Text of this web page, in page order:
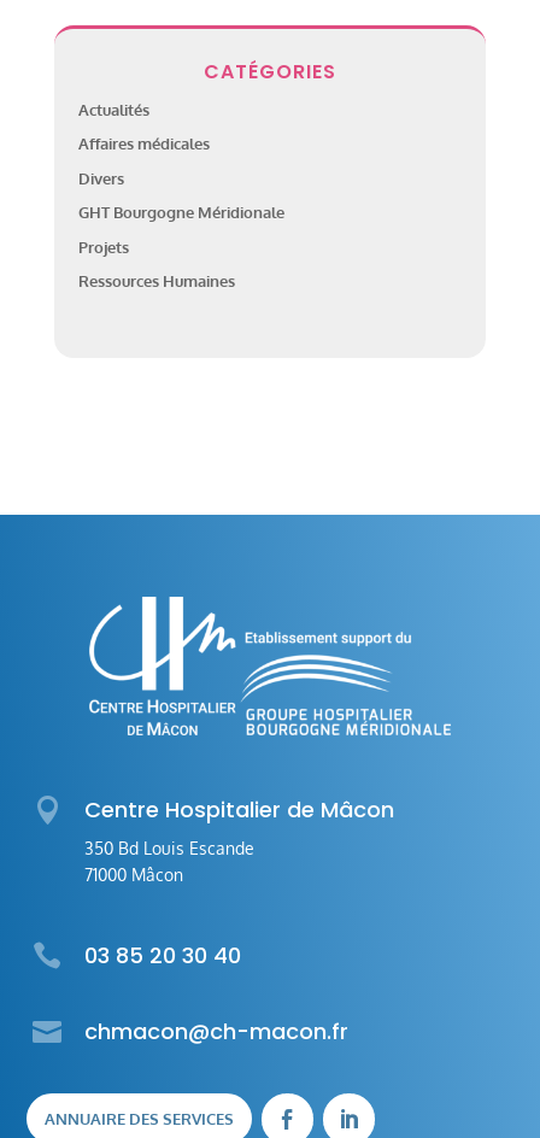
CATÉGORIES
Actualités
Affaires médicales
Divers
GHT Bourgogne Méridionale
Projets
Ressources Humaines
 Centre Hospitalier de Mâcon
350 Bd Louis Escande
71000 Mâcon
 03 85 20 30 40
 chmacon@ch-macon.fr
ANNUAIRE DES SERVICES  